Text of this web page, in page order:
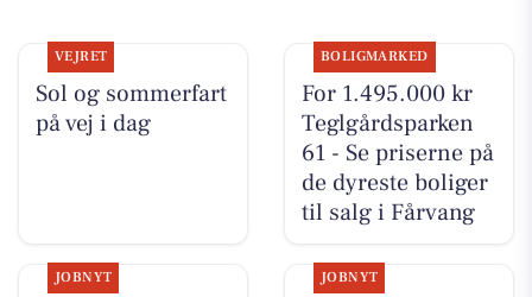
VEJRET
Sol og sommerfart
på vej i dag
BOLIGMARKED
For 1.495.000 kr
Teglgårdsparken
61 - Se priserne på
de dyreste boliger
til salg i Fårvang
JOBNYT JOBNYT